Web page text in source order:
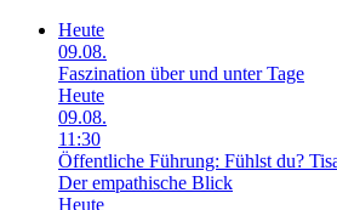
Heute
09.08.
Faszination über und unter Tage
Heute
09.08.
11:30
Öffentliche Führung: Fühlst du?
Der empathische Blick
Heute